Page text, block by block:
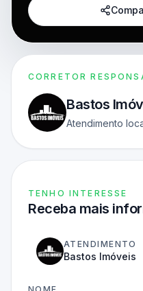
CORRETOR
Bastos
Atendimento
TENHO INTERESSE
Receba mais
ATENDIMENTO
Bastos Imóveis